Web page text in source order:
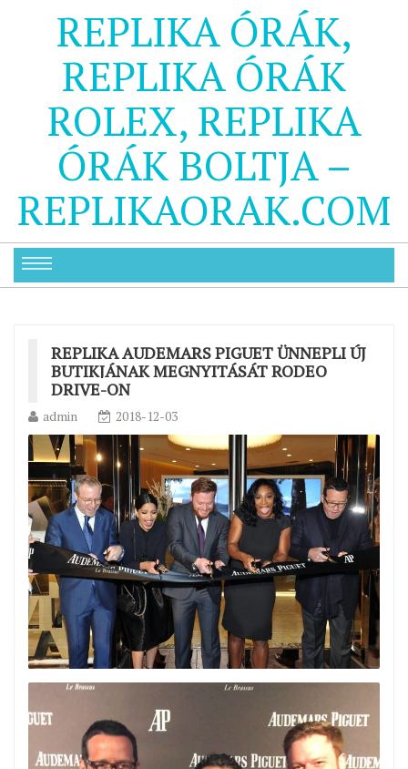
REPLIKA ÓRÁK,
REPLIKA ÓRÁK
ROLEX, REPLIKA
ÓRÁK BOLTJA –
REPLIKAORAK.COM
REPLIKA AUDEMARS PIGUET ÜNNEPLI ÚJ
BUTIKJÁNAK MEGNYITÁSÁT RODEO
DRIVE-ON
admin 2018-12-03